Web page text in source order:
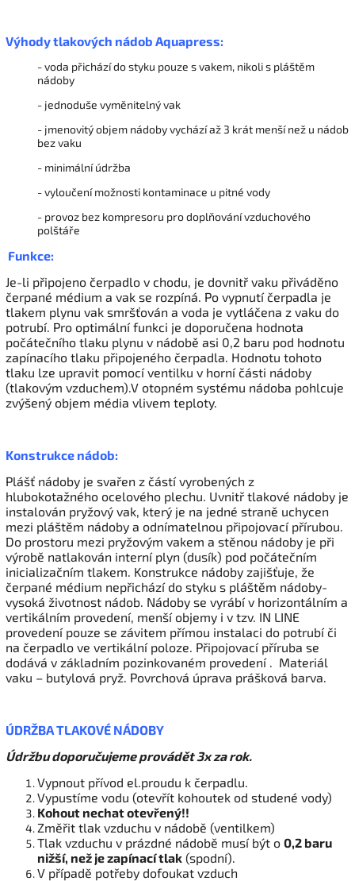
Výhodytlakových nádob Aquapress:
- voda přichází do styku pouze s vakem, nikoli s pláštěm
nádoby
- jednoduše vyměnitelný vak
- jmenovitý objem nádoby vychází až 3 krát menší než u nádob
bez vaku
- minimální údržba
- vyloučení možnosti kontaminace u pitné vody
- provoz bez kompresoru pro doplňování vzduchového
polštáře
Funkce:
Je-li připojeno čerpadlo v chodu, je dovnitř vaku přiváděno
čerpané médium a vak se rozpíná. Po vypnutí čerpadla je
tlakem plynu vak smršťován a voda je vytláčena z vaku do
potrubí. Pro optimální funkci je doporučena hodnota
počátečního tlaku plynu v nádobě asi 0,2 baru pod hodnotu
zapínacího tlaku připojeného čerpadla. Hodnotu tohoto
tlaku lze upravit pomocí ventilku v horní části nádoby
(tlakovým vzduchem).V otopném systému nádoba pohlcuje
zvýšený objem média vlivem teploty.
Konstrukce nádob:
Plášť nádoby je svařen z částí vyrobených z
hlubokotažného ocelového plechu. Uvnitř tlakové nádoby je
instalován pryžový vak, který je na jedné straně uchycen
mezi pláštěm nádoby a odnímatelnou připojovací přírubou.
Do prostoru mezi pryžovým vakem a stěnou nádoby je při
výrobě natlakován interní plyn (dusík) pod počátečním
inicializačním tlakem. Konstrukce nádoby zajišťuje, že
čerpané médium nepřichází do styku s pláštěm nádoby-
vysoká životnost nádob. Nádoby se vyrábí v horizontálním a
vertikálním provedení, menší objemy i v tzv. IN LINE
provedení pouze se závitem přímou instalaci do potrubí či
na čerpadlo ve vertikální poloze. Připojovací příruba se
dodává v základním pozinkovaném provedení . Materiál
vaku – butylová pryž. Povrchová úprava prášková barva.
ÚDRŽBA TLAKOVÉ NÁDOBY
Údržbu doporučujeme provádět 3x za rok.
Vypnout přívod el.proudu k čerpadlu.
Vypustíme vodu (otevřít kohoutek od studené vody)
Kohout nechat otevřený!!
Změřit tlak vzduchu v nádobě (ventilkem)
Tlak vzduchu v prázdné nádobě musí být o 0,2 baru
nižší, než je zapínací tlak (spodní).
V případě potřeby dofoukat vzduch